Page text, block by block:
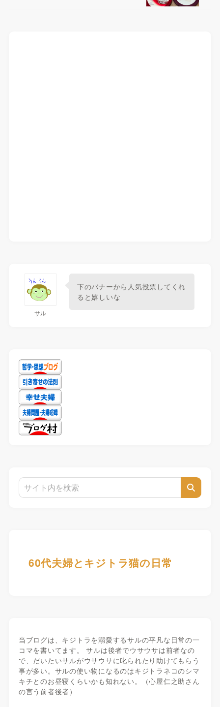
サル
下のバナーから人気投票してくれ
ると嬉しいな
60代夫婦とキジトラ猫の日常
当ブログは、キジトラを溺愛するサルの平凡な日常の一
コマを書いてます。 サルは後者でウサウサは前者なの
で、だいたいサルがウサウサに叱られたり助けてもらう
事が多い。サルの使い物になるのはキジトラネコのシマ
キチとのお昼寝くらいかも知れない。（心屋仁之助さん
の言う前者後者）